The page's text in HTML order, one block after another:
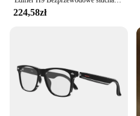
224,58zł